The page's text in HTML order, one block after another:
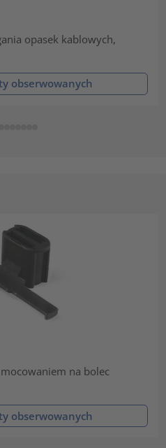
opasek kablowych,
obserwowanych
na bolec
obserwowanych